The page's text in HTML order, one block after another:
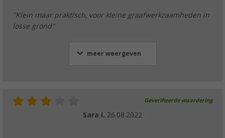
"Klein maar praktisch, voor kleine graafwerkzaamheden in
losse grond"
meer weergeven
Geverifieerde waardering
Sara I. 26.08.2022